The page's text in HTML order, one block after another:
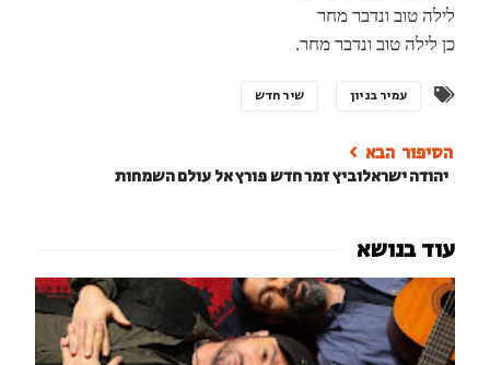
לילה טוב ונדבר מחר
כן לילה טוב ונדבר מחר.
עמיר בניון שיר חדש
יהודה ישראלוביץ זמר חדש פורץ אל עולם השמחות